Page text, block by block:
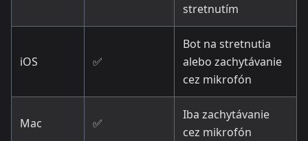
stretnutím
iOS ✅
Bot na stretnutia
alebo zachytávanie
cez mikrofón
Mac ✅
Iba zachytávanie
cez mikrofón